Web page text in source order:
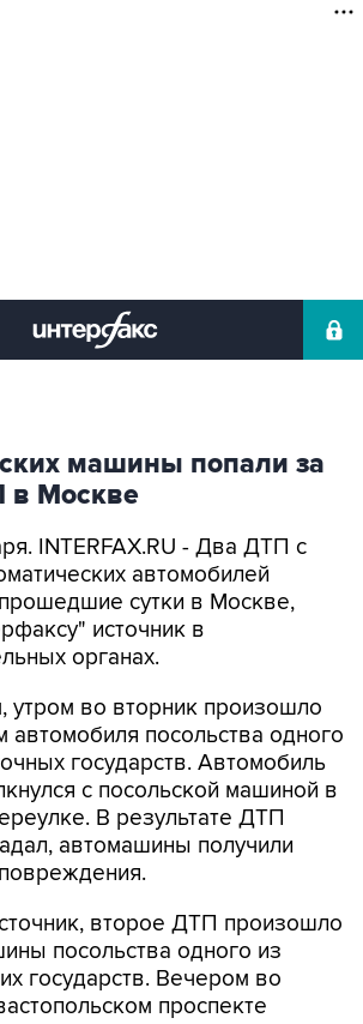
машины попали за
в Москве
INTERFAX.RU - Два ДТП с
автомобилей
сутки в Москве,
источник в
органах.
утром во вторник произошло
автомобиля посольства одного
государств. Автомобиль
с посольской машиной в
В результате ДТП
автомашины получили
второе ДТП произошло
посольства одного из
государств. Вечером во
проспекте